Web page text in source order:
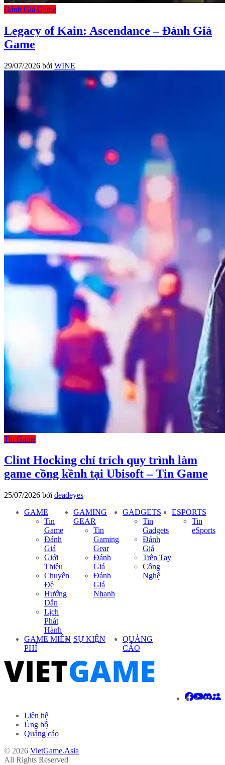
Đánh Giá Game
Legacy of Kain: Ascendance – Đánh Giá
Game
29/07/2026 bởi WINE
Tin Game
Clint Hocking chỉ trích quy trình làm
game cồng kềnh tại Ubisoft – Tin Game
25/07/2026 bởi deadeyes
GAME
Tin
Game
Đánh
Giá
Giới
Thiệu
Chuyên
Đề
Hướng
Dẫn
Lịch
Phát
Hành
GAMING
GEAR
Tin
Gaming
Gear
Đánh
Giá
Đánh
Giá
Nhanh
GADGETS
Tin
Gadgets
Đánh
Giá
Trên Tay
Công
Nghệ
ESPORTS
Tin
eSports
GAME MIỄN
PHÍ
SỰ KIỆN
QUẢNG
CÁO
Liên hệ
Ủng hộ
Quảng cáo
© 2026 VietGame.Asia
All Rights Reserved